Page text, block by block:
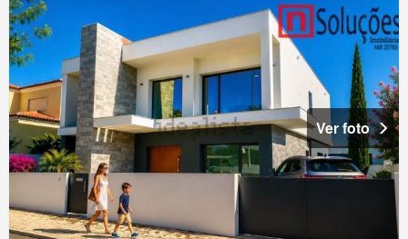
Ver foto